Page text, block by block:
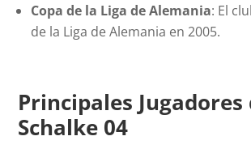
Copa de la Liga de Alemania: El
de la Liga de Alemania en 2005.
Principales Jugadores
Schalke 04